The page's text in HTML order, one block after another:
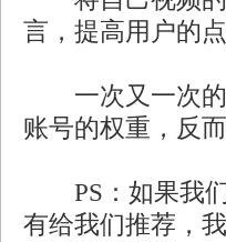
言，提高用户的
一次又一次的
账号的权重，反
PS：如果我们
有给我们推荐，